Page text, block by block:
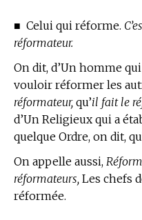
■ Celui qui réforme.
réformateur.
On dit, d’Un homme
vouloir réformer les
réformateur, qu’il fait le
d’Un Religieux qui a
quelque Ordre, on dit,
On appelle aussi,
réformateurs, Les chefs
réformée.